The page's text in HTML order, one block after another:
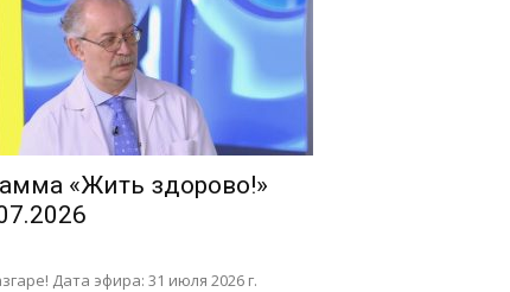
«Жить здорово!»
Дата эфира: 31 июля 2026 г.